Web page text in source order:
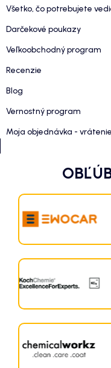
Všetko, čo potrebujete
Darčekové poukazy
Veľkoobchodný program
Recenzie
Blog
Vernostný program
Moja objednávka -